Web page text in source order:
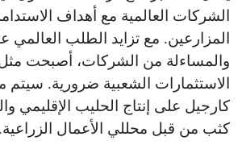
الشركات العالمية مع أهداف
المزارعين. مع تزايد الطلب العالمي
والمساءلة من الشركات، أصبحت
الاستثمارات الشعبية ضرورية. سيتم
كارجيل على إنتاج الحليب الإقليمي
كثب من قبل محللي الأعمال الزراعية.